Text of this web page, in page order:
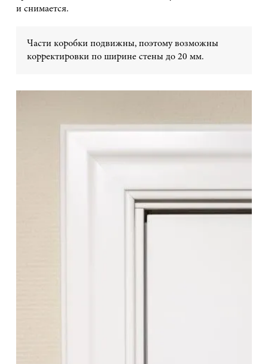
и снимается.
Части коробки подвижны, поэтому возможны
корректировки по ширине стены до 20 мм.